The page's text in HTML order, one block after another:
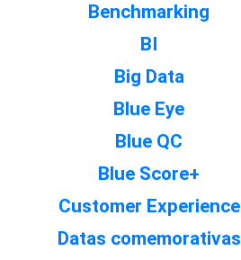
Benchmarking
BI
Big Data
Blue Eye
Blue QC
Blue Score+
Customer Experience
Datas comemorativas